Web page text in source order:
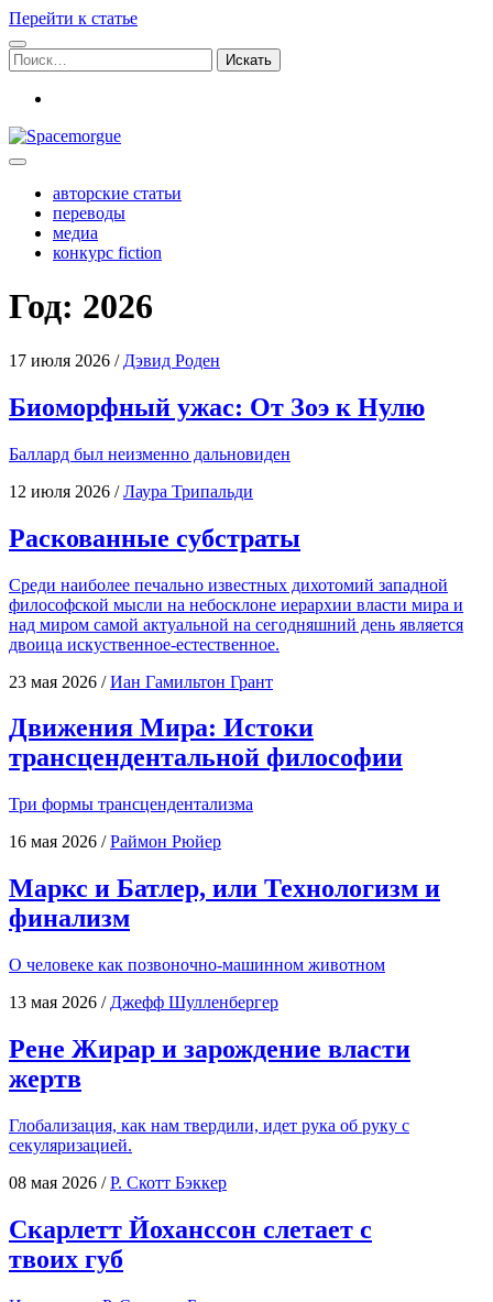
Перейти к статье
Поиск:
Spacemorgue
авторские статьи
переводы
медиа
конкурс fiction
Год: 2026
17 июля 2026 / Дэвид Роден
Биоморфный ужас: От Зоэ к Нулю
Бал­лард был неиз­мен­но дальновиден
12 июля 2026 /Лаура Трипальди
Раскованные субстраты
Сре­ди наи­бо­лее печаль­но извест­ных дихо­то­мий запад­ной
фило­соф­ской мыс­ли на небо­склоне иерар­хии вла­сти мира и
над миром самой акту­аль­ной на сего­дняш­ний день явля­ет­ся
дво­и­ца искуственное-естественное.
23 мая 2026 /Иан Гамильтон Грант
Движения Мира: Истоки
трансцендентальной философии
Три фор­мы трансцендентализма
16 мая 2026 /Раймон Рюйер
Маркс и Батлер, или Технологизм и
финализм
О чело­ве­ке как позво­ноч­но-машин­ном животном
13 мая 2026 / Джефф Шулленбергер
Рене Жирар и зарождение власти
жертв
Гло­ба­ли­за­ция, как нам твер­ди­ли, идет рука об руку с
секуляризацией.
08 мая 2026 /Р. Скотт Бэккер
Скарлетт Йоханссон слетает с
твоих губ